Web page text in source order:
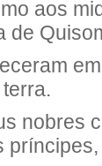
aos
de
nobres